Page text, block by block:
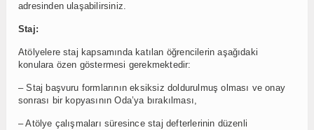
adresinden ulaşabilirsiniz.
Staj:
Atölyelere staj kapsamında katılan öğrencilerin aşağıdaki
konulara özen göstermesi gerekmektedir:
– Staj başvuru formlarının eksiksiz doldurulmuş olması ve onay
sonrası bir kopyasının Oda’ya bırakılması,
– Atölye çalışmaları süresince staj defterlerinin düzenli